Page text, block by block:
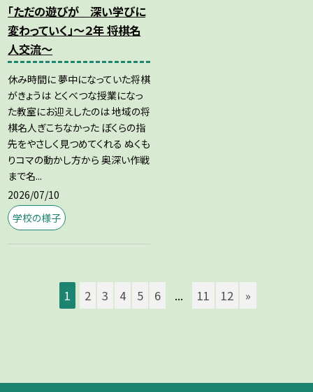
「ただの遊びが 深い学びに
変わっていく」～２年 将棋名
人交流～
休み時間に 夢中になっていた将棋
がきょうは とくべつな授業になっ
た教室にお迎えしたのは 地域の将
棋名人ぎこちなかった ぼくらの指
先をやさしく見つめてくれる ぬくも
りコマの動かし方から 奥深い作戦
まで名...
2026/07/10
学校の様子
1 2 3 4 5 6 ... 11 12 »